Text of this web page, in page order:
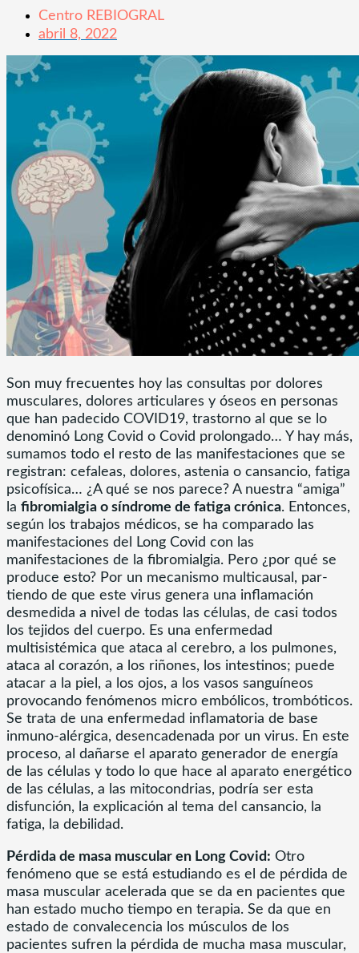
Centro REBIOGRAL
abril 8, 2022
Son muy frecuentes hoy las consultas por dolores
musculares, dolores articulares y óseos en personas
que han padecido COVID19, trastorno al que se lo
denominó Long Covid o Covid prolongado… Y hay más,
sumamos todo el resto de las manifestaciones que se
registran: cefaleas, dolores, astenia o cansancio, fatiga
psicofísica… ¿A qué se nos parece? A nuestra “amiga”
la fibromialgia o síndrome de fatiga crónica. Entonces,
según los trabajos médicos, se ha comparado las
manifestaciones del Long Covid con las
manifestaciones de la fibromialgia. Pero ¿por qué se
produce esto? Por un mecanismo multicausal, par-
tiendo de que este virus genera una inflamación
desmedida a nivel de todas las células, de casi todos
los tejidos del cuerpo. Es una enfermedad
multisistémica que ataca al cerebro, a los pulmones,
ataca al corazón, a los riñones, los intestinos; puede
atacar a la piel, a los ojos, a los vasos sanguíneos
provocando fenómenos micro embólicos, trombóticos.
Se trata de una enfermedad inflamatoria de base
inmuno-alérgica, desencadenada por un virus. En este
proceso, al dañarse el aparato generador de energía
de las células y todo lo que hace al aparato energético
de las células, a las mitocondrias, podría ser esta
disfunción, la explicación al tema del cansancio, la
fatiga, la debilidad.
Pérdida de masa muscular en Long Covid: Otro
fenómeno que se está estudiando es el de pérdida de
masa muscular acelerada que se da en pacientes que
han estado mucho tiempo en terapia. Se da que en
estado de convalecencia los músculos de los
pacientes sufren la pérdida de mucha masa muscular,